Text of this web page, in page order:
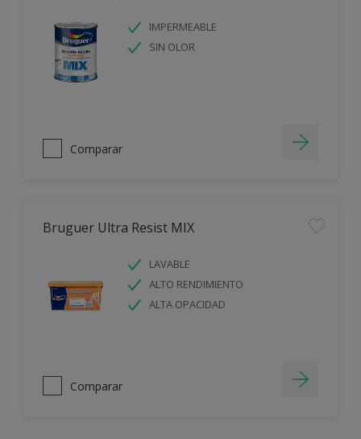
IMPERMEABLE
SIN OLOR
Comparar
Bruguer Ultra Resist MIX
LAVABLE
ALTO RENDIMIENTO
ALTA OPACIDAD
Comparar